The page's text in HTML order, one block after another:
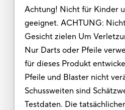
Achtung! Nicht für Kinder
geeignet. ACHTUNG:
Gesicht zielen Um
Nur Darts oder Pfeile
für dieses Produkt
Pfeile und Blaster nicht
Schussweiten sind
Testdaten. Die